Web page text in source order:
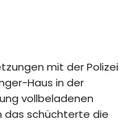
mit der Polizei
Haus in der
vollbeladenen
das schüchterte die